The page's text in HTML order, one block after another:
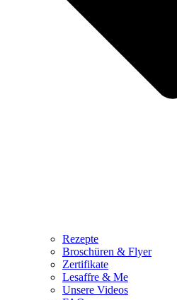
Rezepte
Broschüren & Flyer
Zertifikate
Lesaffre & Me
Unsere Videos